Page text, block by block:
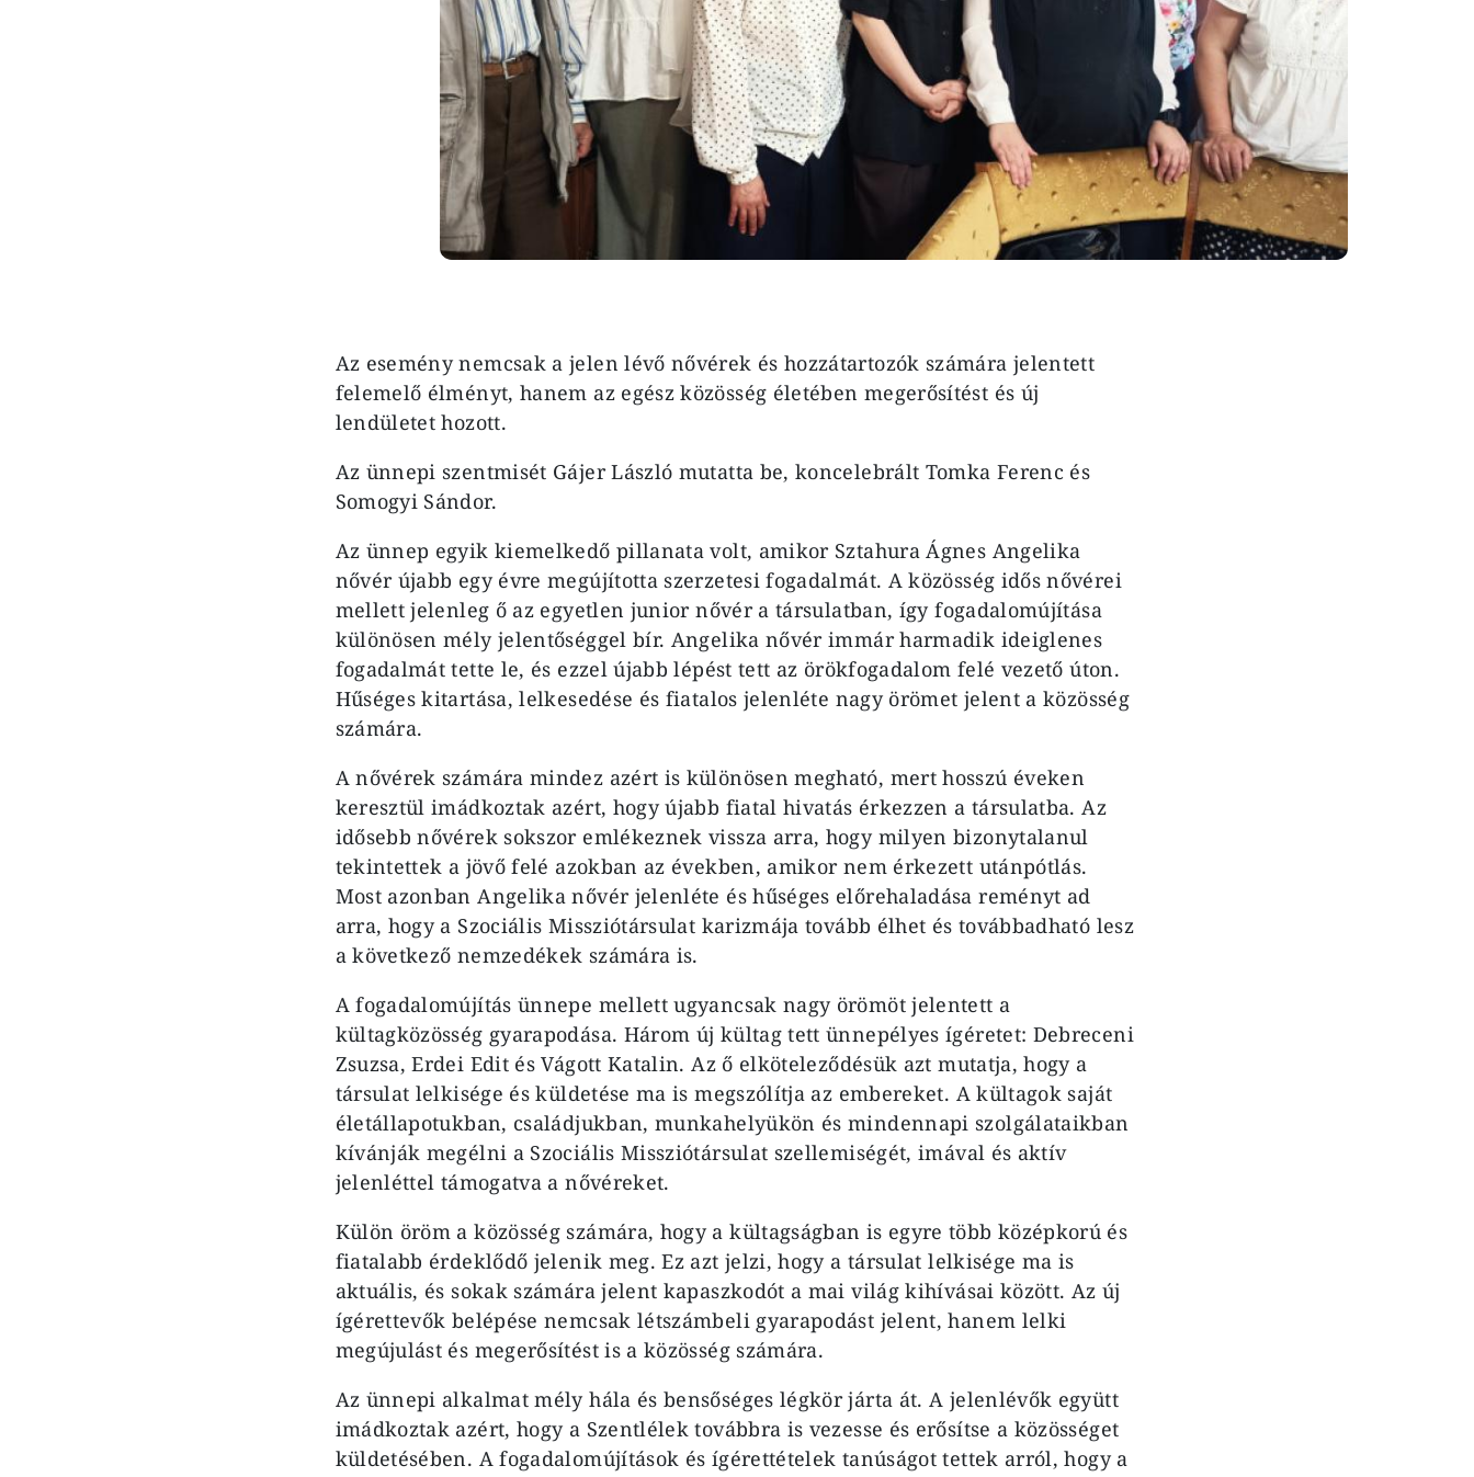
Az esemény nemcsak a jelen lévő nővérek és hozzátartozók számára jelentett
felemelő élményt, hanem az egész közösség életében megerősítést és új
lendületet hozott.
Az ünnepi szentmisét Gájer László mutatta be, koncelebrált Tomka Ferenc és
Somogyi Sándor.
Az ünnep egyik kiemelkedő pillanata volt, amikor Sztahura Ágnes Angelika
nővér újabb egy évre megújította szerzetesi fogadalmát. A közösség idős nővérei
mellett jelenleg ő az egyetlen junior nővér a társulatban, így fogadalomújítása
különösen mély jelentőséggel bír. Angelika nővér immár harmadik ideiglenes
fogadalmát tette le, és ezzel újabb lépést tett az örökfogadalom felé vezető úton.
Hűséges kitartása, lelkesedése és fiatalos jelenléte nagy örömet jelent a közösség
számára.
A nővérek számára mindez azért is különösen megható, mert hosszú éveken
keresztül imádkoztak azért, hogy újabb fiatal hivatás érkezzen a társulatba. Az
idősebb nővérek sokszor emlékeznek vissza arra, hogy milyen bizonytalanul
tekintettek a jövő felé azokban az években, amikor nem érkezett utánpótlás.
Most azonban Angelika nővér jelenléte és hűséges előrehaladása reményt ad
arra, hogy a Szociális Missziótársulat karizmája tovább élhet és továbbadható lesz
a következő nemzedékek számára is.
A fogadalomújítás ünnepe mellett ugyancsak nagy örömöt jelentett a
kültagközösség gyarapodása. Három új kültag tett ünnepélyes ígéretet: Debreceni
Zsuzsa, Erdei Edit és Vágott Katalin. Az ő elköteleződésük azt mutatja, hogy a
társulat lelkisége és küldetése ma is megszólítja az embereket. A kültagok saját
életállapotukban, családjukban, munkahelyükön és mindennapi szolgálataikban
kívánják megélni a Szociális Missziótársulat szellemiségét, imával és aktív
jelenléttel támogatva a nővéreket.
Külön öröm a közösség számára, hogy a kültagságban is egyre több középkorú és
fiatalabb érdeklődő jelenik meg. Ez azt jelzi, hogy a társulat lelkisége ma is
aktuális, és sokak számára jelent kapaszkodót a mai világ kihívásai között. Az új
ígérettevők belépése nemcsak létszámbeli gyarapodást jelent, hanem lelki
megújulást és megerősítést is a közösség számára.
Az ünnepi alkalmat mély hála és bensőséges légkör járta át. A jelenlévők együtt
imádkoztak azért, hogy a Szentlélek továbbra is vezesse és erősítse a közösséget
küldetésében. A fogadalomújítások és ígérettételek tanúságot tettek arról, hogy a